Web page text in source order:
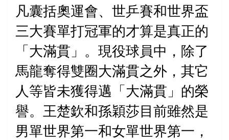
凡囊括奧運會、世乒賽和世界盃
三大賽單打冠軍的才算是真正的
「大滿貫」 。現役球員中，除了
馬龍奪得雙圈大滿貫之外，其它
人等皆未獲得邁「大滿貫」的榮
譽。王楚欽和孫穎莎目前雖然是
男單世界第一和女單世界第一，